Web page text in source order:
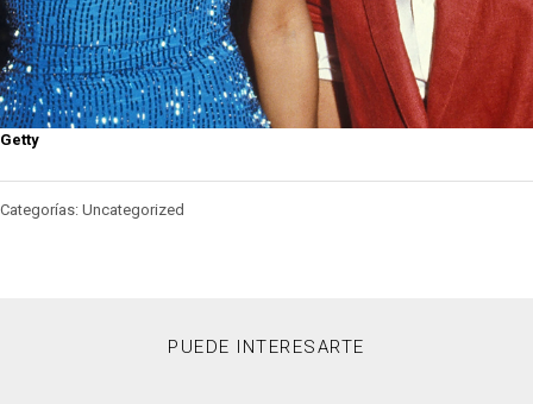
Getty
Categorías: Uncategorized
PUEDE INTERESARTE